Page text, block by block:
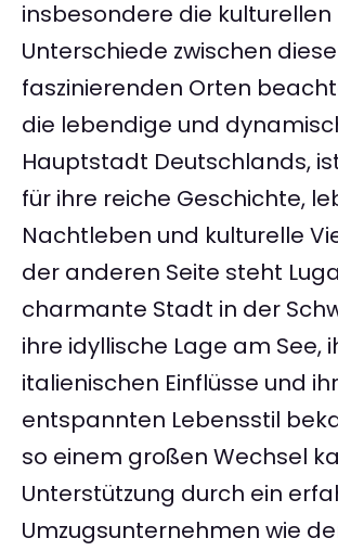
insbesondere die kulturellen
Unterschiede zwischen
faszinierenden Orten
die lebendige und
Hauptstadt Deutschlands,
für ihre reiche Geschichte,
Nachtleben und kulturelle
der anderen Seite steht
charmante Stadt in der
ihre idyllische Lage am See,
italienischen Einflüsse und
entspannten Lebensstil
so einem großen Wechsel
Unterstützung durch ein
Umzugsunternehmen wie